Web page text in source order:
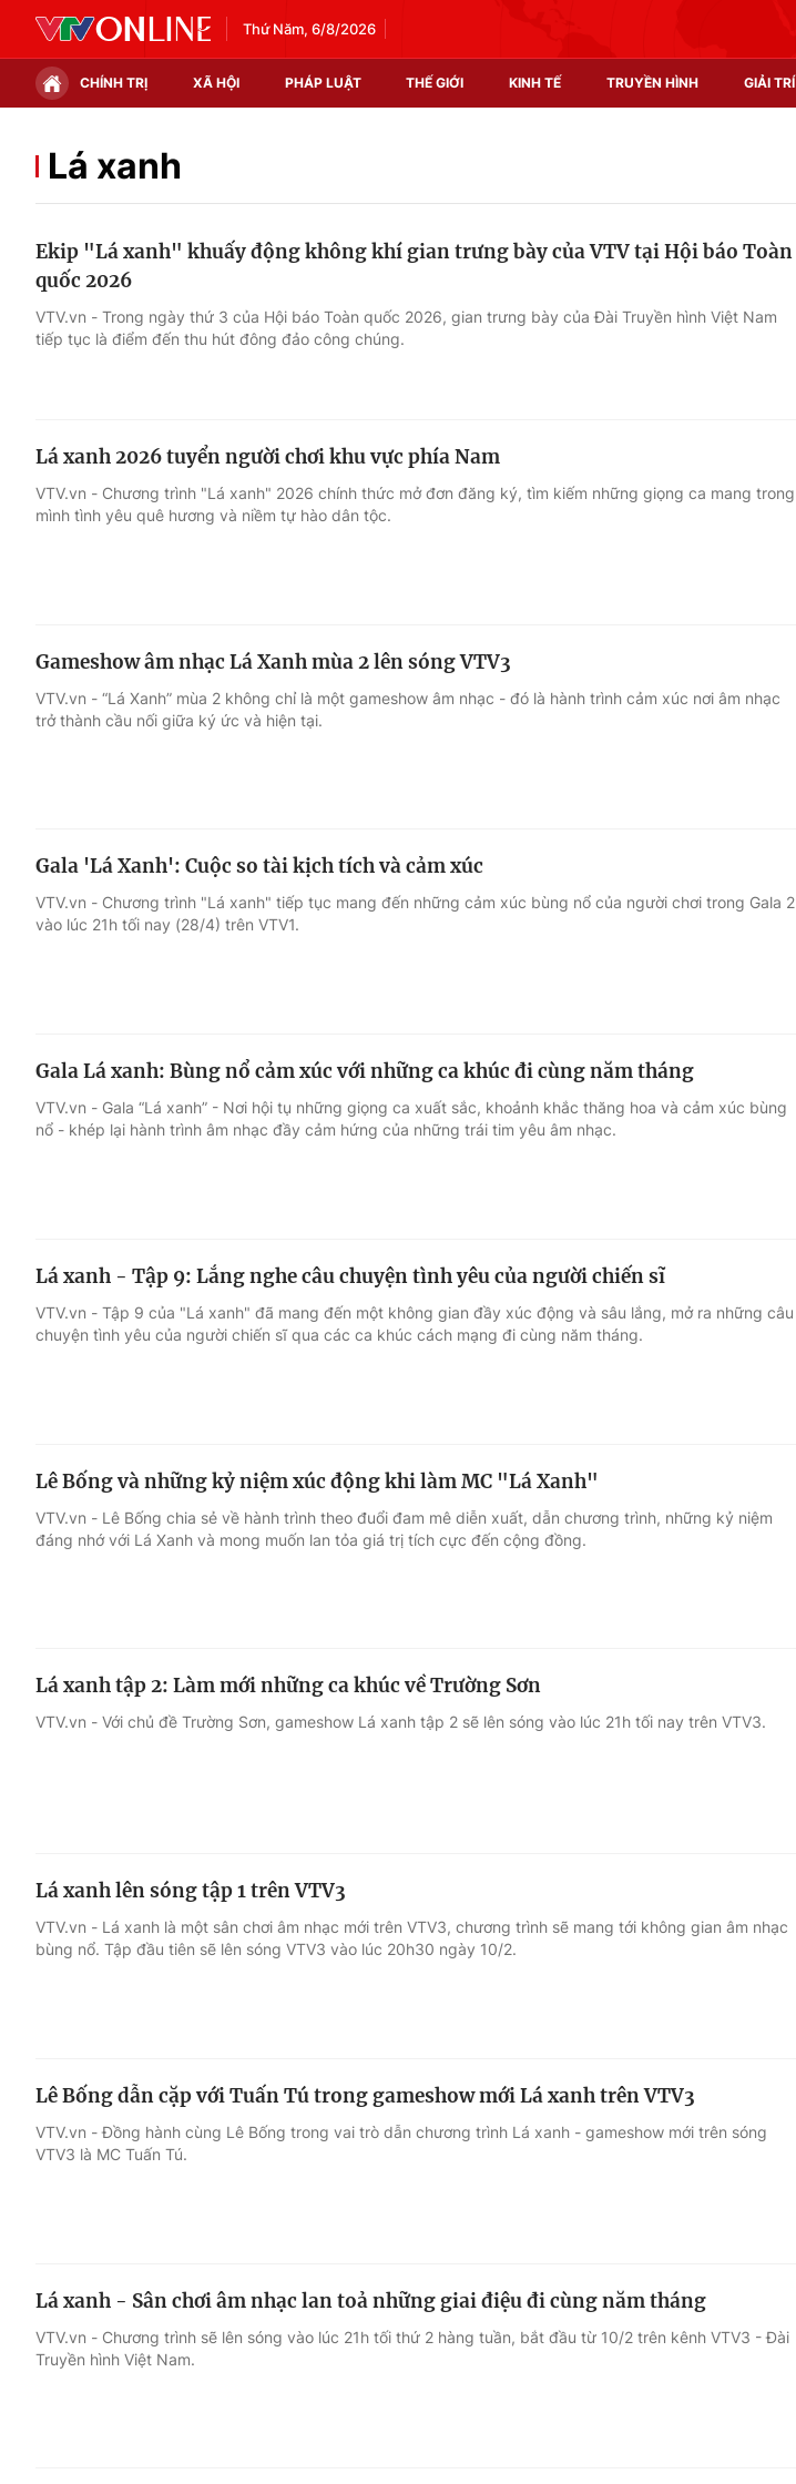
Thứ Năm, 6/8/2026
CHÍNH TRỊ XÃ HỘI PHÁP LUẬT THẾ GIỚI KINH TẾ TRUYỀN HÌNH GIẢI TRÍ
Chính trị
Tin tức
Thế giới đó đây
Câu chuyện quốc tế
Thị trường
Góc doanh nghiệp
Hậu trường
Điện ảnh
Âm nhạc
Sao
Du lịch
Làm đẹp
Chất lượng cuộc sống
Học trực tuyến
Lá xanh
Ekip "Lá xanh" khuấy động không khí gian trưng bày của VTV tại Hội báo Toàn
quốc 2026
VTV.vn - Trong ngày thứ 3 của Hội báo Toàn quốc 2026, gian trưng bày của Đài Truyền hình Việt Nam
tiếp tục là điểm đến thu hút đông đảo công chúng.
Lá xanh 2026 tuyển người chơi khu vực phía Nam
VTV.vn - Chương trình "Lá xanh" 2026 chính thức mở đơn đăng ký, tìm kiếm những giọng ca mang trong
mình tình yêu quê hương và niềm tự hào dân tộc.
Gameshow âm nhạc Lá Xanh mùa 2 lên sóng VTV3
VTV.vn - “Lá Xanh” mùa 2 không chỉ là một gameshow âm nhạc - đó là hành trình cảm xúc nơi âm nhạc
trở thành cầu nối giữa ký ức và hiện tại.
Gala 'Lá Xanh': Cuộc so tài kịch tích và cảm xúc
VTV.vn - Chương trình "Lá xanh" tiếp tục mang đến những cảm xúc bùng nổ của người chơi trong Gala 2
vào lúc 21h tối nay (28/4) trên VTV1.
Gala Lá xanh: Bùng nổ cảm xúc với những ca khúc đi cùng năm tháng
VTV.vn - Gala “Lá xanh” - Nơi hội tụ những giọng ca xuất sắc, khoảnh khắc thăng hoa và cảm xúc bùng
nổ - khép lại hành trình âm nhạc đầy cảm hứng của những trái tim yêu âm nhạc.
Lá xanh - Tập 9: Lắng nghe câu chuyện tình yêu của người chiến sĩ
VTV.vn - Tập 9 của "Lá xanh" đã mang đến một không gian đầy xúc động và sâu lắng, mở ra những câu
chuyện tình yêu của người chiến sĩ qua các ca khúc cách mạng đi cùng năm tháng.
Lê Bống và những kỷ niệm xúc động khi làm MC "Lá Xanh"
VTV.vn - Lê Bống chia sẻ về hành trình theo đuổi đam mê diễn xuất, dẫn chương trình, những kỷ niệm
đáng nhớ với Lá Xanh và mong muốn lan tỏa giá trị tích cực đến cộng đồng.
Lá xanh tập 2: Làm mới những ca khúc về Trường Sơn
VTV.vn - Với chủ đề Trường Sơn, gameshow Lá xanh tập 2 sẽ lên sóng vào lúc 21h tối nay trên VTV3.
Lá xanh lên sóng tập 1 trên VTV3
VTV.vn - Lá xanh là một sân chơi âm nhạc mới trên VTV3, chương trình sẽ mang tới không gian âm nhạc
bùng nổ. Tập đầu tiên sẽ lên sóng VTV3 vào lúc 20h30 ngày 10/2.
Lê Bống dẫn cặp với Tuấn Tú trong gameshow mới Lá xanh trên VTV3
VTV.vn - Đồng hành cùng Lê Bống trong vai trò dẫn chương trình Lá xanh - gameshow mới trên sóng
VTV3 là MC Tuấn Tú.
Lá xanh - Sân chơi âm nhạc lan toả những giai điệu đi cùng năm tháng
VTV.vn - Chương trình sẽ lên sóng vào lúc 21h tối thứ 2 hàng tuần, bắt đầu từ 10/2 trên kênh VTV3 - Đài
Truyền hình Việt Nam.